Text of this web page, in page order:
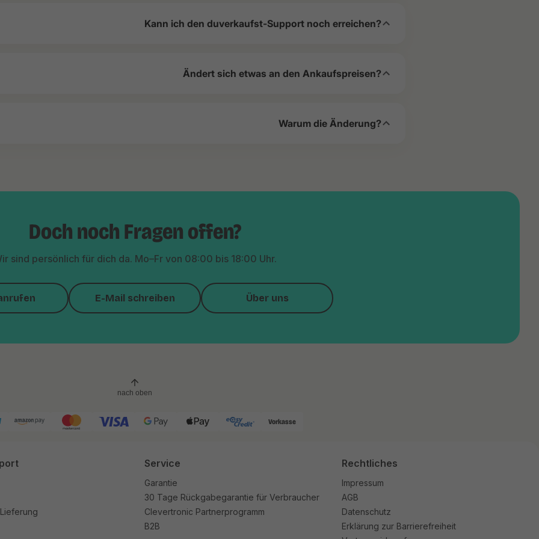
Kann ich den duverkaufst-Support noch erreichen?
Ändert sich etwas an den Ankaufspreisen?
Warum die Änderung?
Doch noch Fragen offen?
sind persönlich für dich da. Mo–Fr von 08:00 bis 18:00 Uhr.
E-Mail schreiben Über uns
nach oben
Vorkasse
Service
Garantie
30 Tage Rückgabegarantie für Verbraucher
Clevertronic Partnerprogramm
B2B
Rechtliches
Impressum
AGB
Datenschutz
Erklärung zur Barrierefreiheit